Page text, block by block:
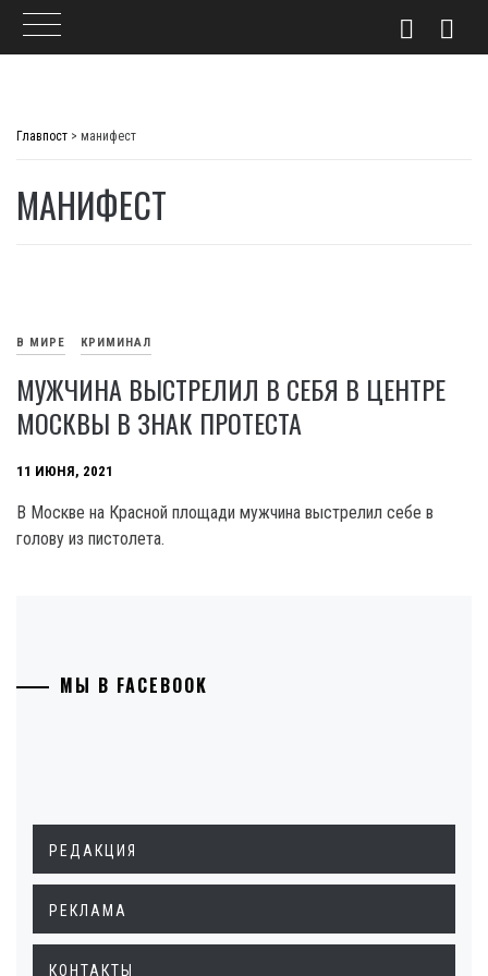
Главпост > манифест
МАНИФЕСТ
В МИРЕ КРИМИНАЛ
МУЖЧИНА ВЫСТРЕЛИЛ В СЕБЯ В ЦЕНТРЕ
МОСКВЫ В ЗНАК ПРОТЕСТА
11 ИЮНЯ, 2021
В Москве на Красной площади мужчина выстрелил себе в
голову из пистолета.
МЫ В FACEBOOK
РЕДАКЦИЯ
РЕКЛАМА
КОНТАКТЫ